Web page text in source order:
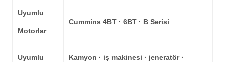
Uyumlu
Motorlar
Cummins 4BT · 6BT · B Serisi
Uyumlu Kamyon · iş makinesi · jeneratör ·